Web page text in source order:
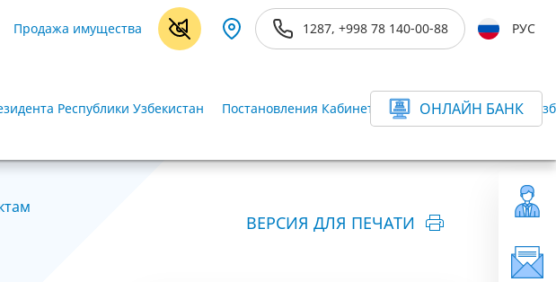
Продажа имущества 1287, +998 78 140-00-88 РУС
Республики Узбекистан Постановления Кабинета Министров Республики
ОНЛАЙН БАНК
ВЕРСИЯ ДЛЯ ПЕЧАТИ